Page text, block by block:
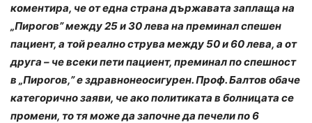
коментира, че от една страна държавата заплаща на
„Пирогов” между 25 и 30 лева на преминал спешен
пациент, а той реално струва между 50 и 60 лева, а от
друга – че всеки пети пациент, преминал по спешност
в „Пирогов,” е здравнонеосигурен. Проф. Балтов обаче
категорично заяви, че ако политиката в болницата се
промени, то тя може да започне да печели по 6